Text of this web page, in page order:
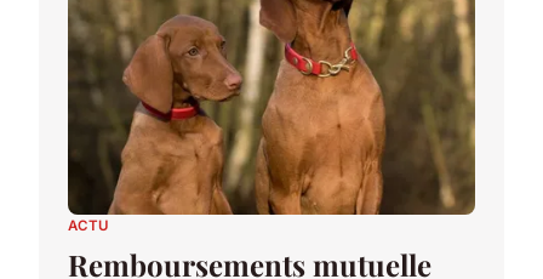
ACTU
Remboursements mutuelle